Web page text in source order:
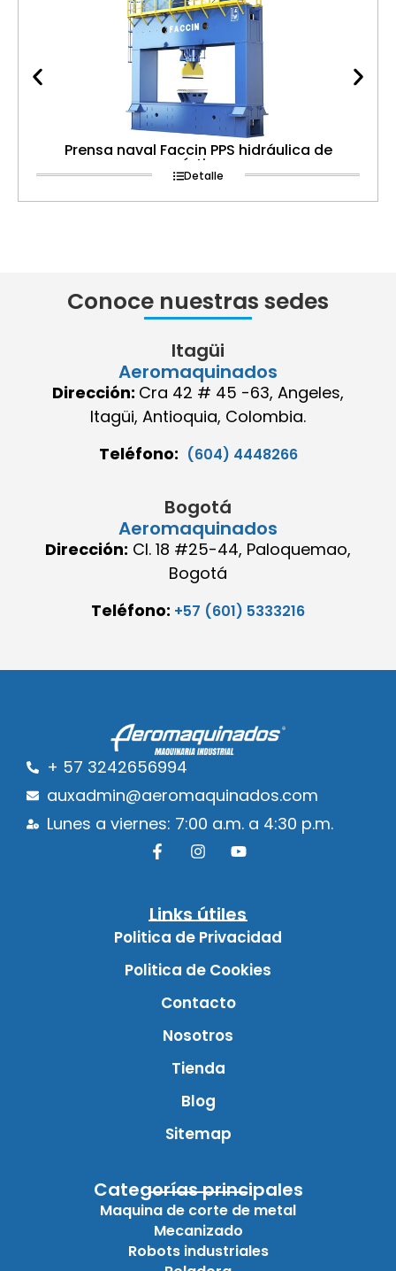
Prensa naval Faccin PPS hidráulica de
pórtico
Detalle
Conoce nuestras sedes
Itagüi
Aeromaquinados
Dirección: Cra 42 # 45 -63, Angeles,
Itagüi, Antioquia, Colombia.
Teléfono: (604) 4448266
Bogotá
Aeromaquinados
Dirección: Cl. 18 #25-44, Paloquemao,
Bogotá
Teléfono: +57 (601) 5333216
+ 57 3242656994
auxadmin@aeromaquinados.com
Lunes a viernes: 7:00 a.m. a 4:30 p.m.
Links útiles
Politica de Privacidad
Politica de Cookies
Contacto
Nosotros
Tienda
Blog
Sitemap
Categorías principales
Maquina de corte de metal
Mecanizado
Robots industriales